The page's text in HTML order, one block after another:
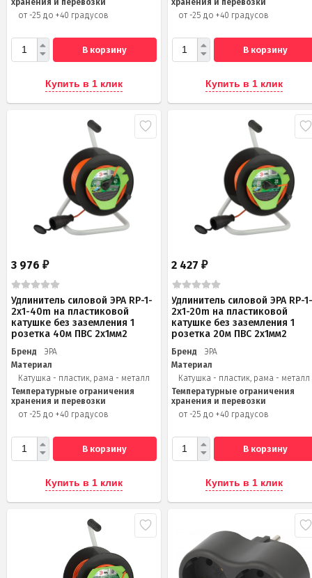
от -25 до +40 градусов
В корзину
Купить в 1 клик
от -25 до +40 градусов
В корзину
Купить в 1 клик
3 976 ₽
Удлинитель силовой ЭРА RP-1-
2x1-40m на пластиковой
катушке без заземления 1
розетка 40м ПВС 2x1мм2
Бренд
ЭРА
Материал
Катушка - пластик, рама - металл
Температурные ограничения
хранения и перевозки
от -25 до +40 градусов
В корзину
Купить в 1 клик
2 427₽
Удлинитель силовой ЭРА RP-
2x1-20m на пластиковой
катушке без заземления 1
розетка 20м ПВС 2х1мм2
Бренд
ЭРА
Материал
Катушка - пластик, рама - металл
Температурные ограничения
хранения и перевозки
от -25 до +40 градусов
В корзину
Купить в 1 клик